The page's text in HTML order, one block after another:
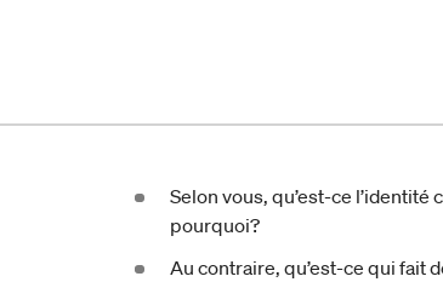
Selon vous, qu’est-ce
pourquoi?
Au contraire, qu’est-ce qui fait